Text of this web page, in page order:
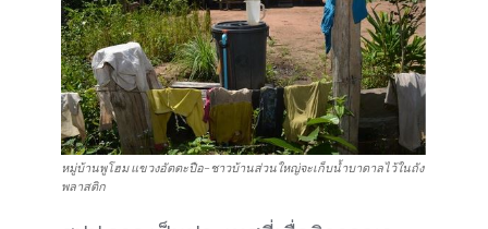
หมู่บ้านพูโฮม แขวงอัตตะปือ-ชาวบ้านส่วนใหญ่จะเก็บน้ำบาดาลไว้ในถัง
พลาสติก